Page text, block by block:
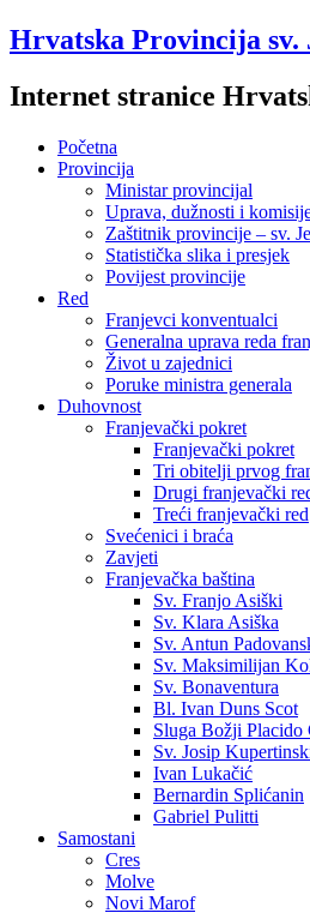
Hrvatska Provincija sv.
Internet stranice
Početna
Provincija
Ministar provincijal
Uprava, dužnosti i
Zaštitnik provincije – sv.
Statistička slika i presjek
Povijest provincije
Red
Franjevci konventualci
Generalna uprava reda
Život u zajednici
Poruke ministra generala
Duhovnost
Franjevački pokret
Franjevački pokret
Tri obitelji prvog
Drugi franjevački
Treći franjevački red
Svećenici i braća
Zavjeti
Franjevačka baština
Sv. Franjo Asiški
Sv. Klara Asiška
Sv. Antun
Sv. Maksimilijan
Sv. Bonaventura
Bl. Ivan Duns Scot
Sluga Božji Placido
Sv. Josip
Ivan Lukačić
Bernardin Splićanin
Gabriel Pulitti
Samostani
Cres
Molve
Novi Marof